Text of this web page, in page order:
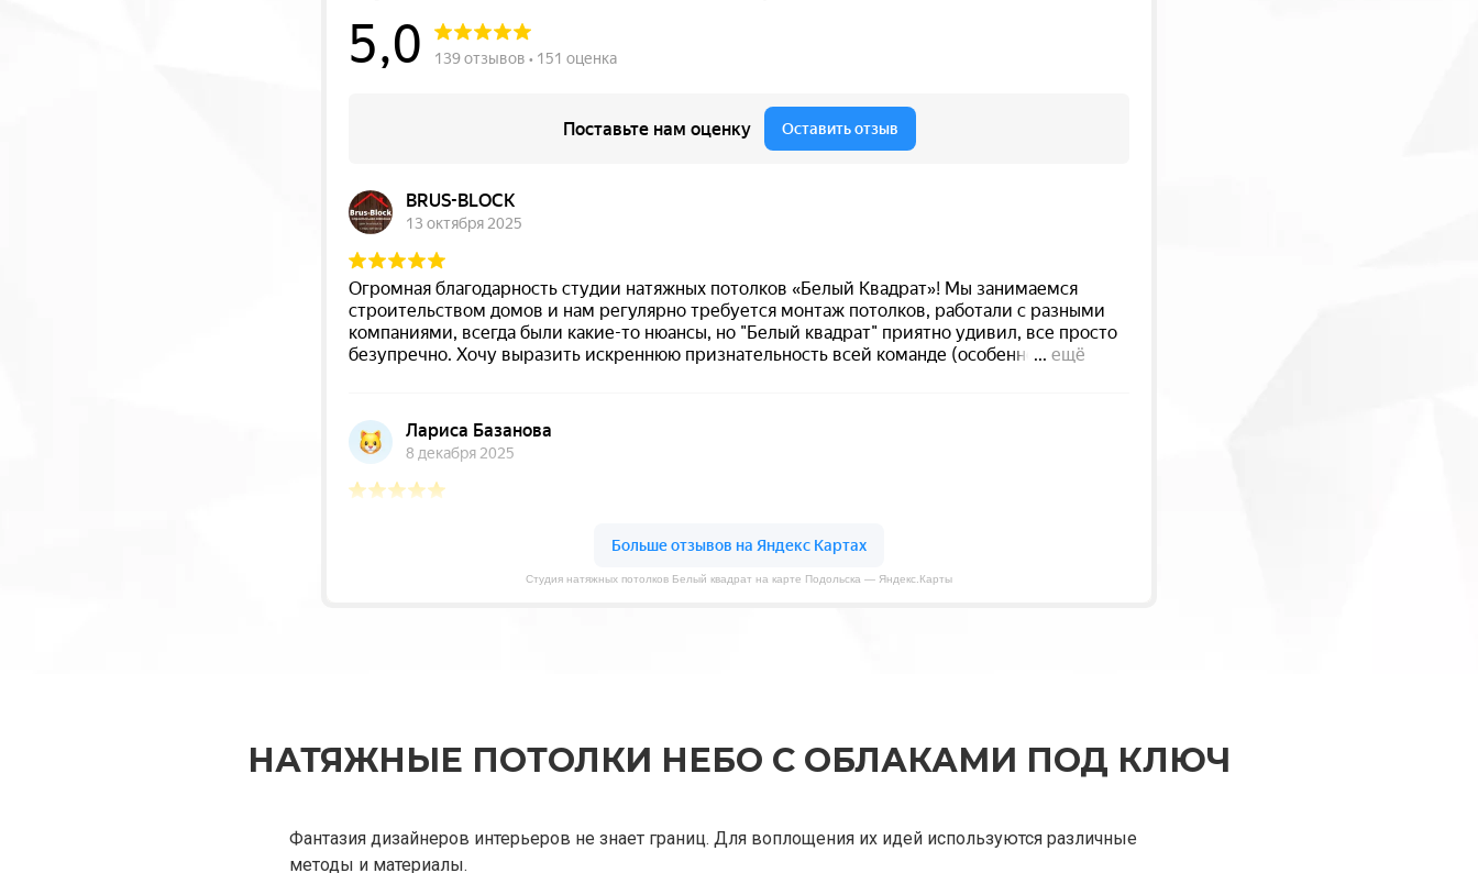
Студия натяжных потолков Белый квадрат на карте Подольска — Яндекс.Карты
НАТЯЖНЫЕ ПОТОЛКИ НЕБО С ОБЛАКАМИ ПОД КЛЮЧ
Фантазия дизайнеров интерьеров не знает границ. Для воплощения их идей используются различные
методы и материалы.